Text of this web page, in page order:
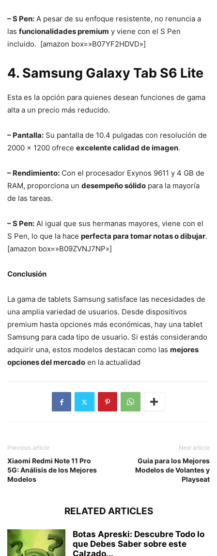
– S Pen: A pesar de su enfoque resistente, no renuncia a
las funcionalidades premium y viene con el S Pen
incluido. [amazon box=»B07YF2HDVD»]
4. Samsung Galaxy Tab S6 Lite
Esta es la opción para quienes desean funciones de gama
alta a un precio más reducido.
– Pantalla: Su pantalla de 10.4 pulgadas con resolución de
2000 x 1200 ofrece excelente calidad de imagen.
– Rendimiento: Con el procesador Exynos 9611 y 4 GB de
RAM, proporciona un desempeño sólido para la mayoría
de las tareas.
– S Pen: Al igual que sus hermanas mayores, viene con el
S Pen, lo que la hace perfecta para tomar notas o dibujar.
[amazon box=»B09ZVNJ7NP»]
Conclusión
La gama de tablets Samsung satisface las necesidades de
una amplia variedad de usuarios. Desde dispositivos
premium hasta opciones más económicas, hay una tablet
Samsung para cada tipo de usuario. Si estás considerando
adquirir una, estos modelos destacan como las mejores
opciones del mercado en la actualidad
Previous article
Xiaomi Redmi Note 11 Pro
5G: Análisis de los Mejores
Modelos
Next article
Guía para los Mejores
Modelos de Volantes y
Playseat
RELATED ARTICLES
Botas Apreski: Descubre Todo lo
que Debes Saber sobre este
Calzado...